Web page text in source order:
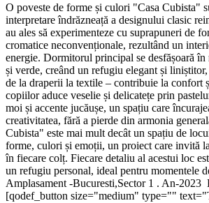
O poveste de forme și culori "Casa Cubista"
interpretare îndrăzneață a designului clasic
au ales să experimenteze cu suprapuneri de
cromatice neconvenționale, rezultând un
energie. Dormitorul principal se desfășoară în
și verde, creând un refugiu elegant și
de la draperii la textile – contribuie la confort
copiilor aduce veselie și delicatețe prin
moi și accente jucăușe, un spațiu care
creativitatea, fără a pierde din armonia
Cubista" este mai mult decât un spațiu de
forme, culori și emoții, un proiect care invită
în fiecare colț. Fiecare detaliu al acestui loc
un refugiu personal, ideal pentru momentele
Amplasament -Bucuresti,Sector 1 . An-2023
[qodef_button size="medium" type=""